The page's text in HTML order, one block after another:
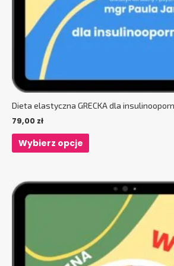
Dieta elastyczna GRECKA dla
79,00 zł
Wybierz opcje
Ten
wiele
wariantów.
Opcje